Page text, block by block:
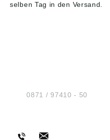
selben Tag in den Versand.
Tel.:0871 / 97410 - 50